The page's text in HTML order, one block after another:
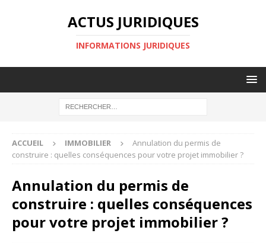
ACTUS JURIDIQUES
INFORMATIONS JURIDIQUES
ACCUEIL IMMOBILIER
Annulation du permis de
construire : quelles conséquences pour votre projet immobilier ?
Annulation du permis de
construire : quelles conséquences
pour votre projet immobilier ?